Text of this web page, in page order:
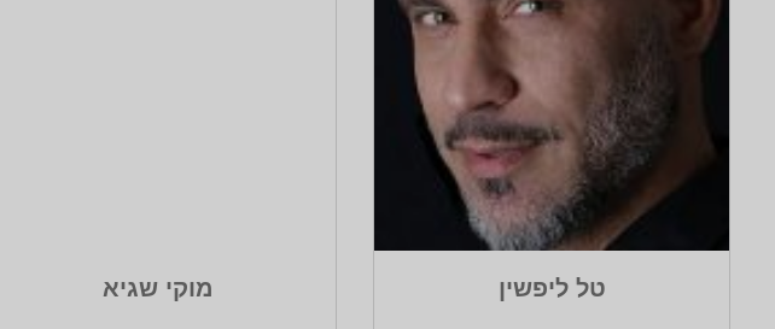
מוקי שגיא טל ליפשין